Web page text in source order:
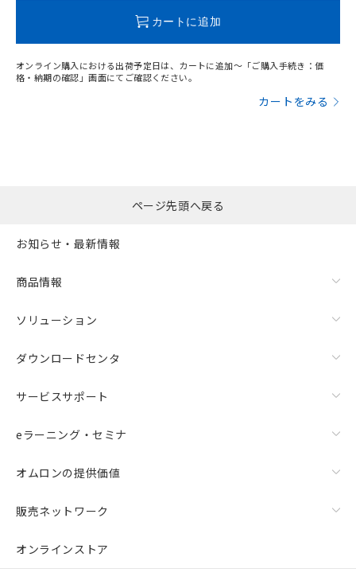
カートに追加
オンライン購入における出荷予定日は、カートに追加～「ご購入手続き：価
格・納期の確認」画面にてご確認ください。
カートをみる
ページ先頭へ戻る
お知らせ・最新情報
商品情報
ソリューション
ダウンロードセンタ
サービスサポート
eラーニング・セミナ
オムロンの提供価値
販売ネットワーク
オンラインストア